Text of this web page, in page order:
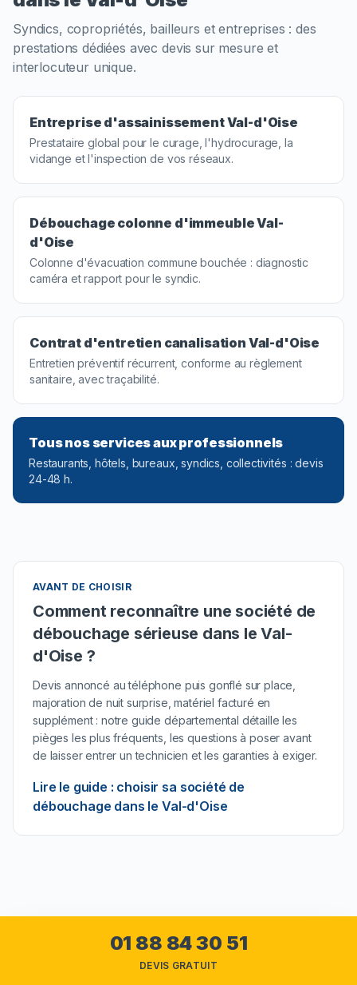
Syndics, copropriétés, bailleurs et entreprises : des
prestations dédiées avec devis sur mesure et
interlocuteur unique.
Entreprise d'assainissementVal-d'Oise
Prestataire global pour le curage, l'hydrocurage, la
vidange et l'inspection de vos réseaux.
Débouchage colonne d'immeubleVal-
d'Oise
Colonne d'évacuation commune bouchée : diagnostic
caméra et rapport pour le syndic.
Contrat d'entretien canalisation Val-d'Oise
Entretien préventif récurrent, conforme au règlement
sanitaire, avec traçabilité.
Tous nos services aux professionnels
Restaurants, hôtels, bureaux, syndics, collectivités : devis
24-48 h.
AVANT DE CHOISIR
Comment reconnaître une société de
débouchage sérieuse dans le Val-
d'Oise ?
Devis annoncé au téléphone puis gonflé sur place,
majoration de nuit surprise, matériel facturé en
supplément : notre guide départemental détaille les
pièges les plus fréquents, les questions à poser avant
de laisser entrer un technicien et les garanties à exiger.
Lire le guide : choisir sa société de
débouchage dans le Val-d'Oise
français, vallée de l'Oise et syndicats
d'assainissement intercommunaux
01 88 84 30 51
DEVIS GRATUIT